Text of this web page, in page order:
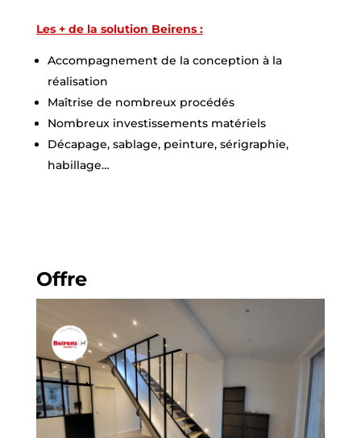
Les + de la solution Beirens :
Accompagnement de la conception à la
réalisation
Maîtrise de nombreux procédés
Nombreux investissements matériels
Décapage, sablage, peinture, sérigraphie,
habillage…
Offre